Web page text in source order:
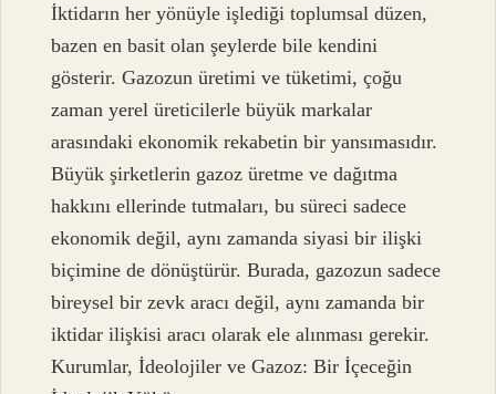
İktidarın her yönüyle işlediği toplumsal düzen,
bazen en basit olan şeylerde bile kendini
gösterir. Gazozun üretimi ve tüketimi, çoğu
zaman yerel üreticilerle büyük markalar
arasındaki ekonomik rekabetin bir yansımasıdır.
Büyük şirketlerin gazoz üretme ve dağıtma
hakkını ellerinde tutmaları, bu süreci sadece
ekonomik değil, aynı zamanda siyasi bir ilişki
biçimine de dönüştürür. Burada, gazozun sadece
bireysel bir zevk aracı değil, aynı zamanda bir
iktidar ilişkisi aracı olarak ele alınması gerekir.
Kurumlar, İdeolojiler ve Gazoz: Bir İçeceğin